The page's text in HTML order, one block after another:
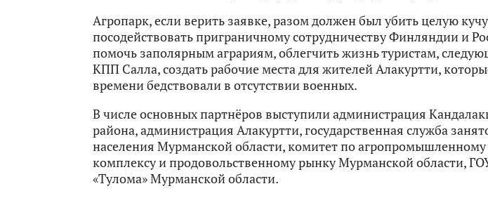
Агропарк, если верить заявке, разом должен был убить целую
посодействовать приграничному сотрудничеству Финляндии и
помочь заполярным аграриям, облегчить жизнь туристам,
КПП Салла, создать рабочие места для жителей Алакуртти,
времени бедствовали в отсутствии военных.
В числе основных партнёров выступили администрация
района, администрация Алакуртти, государственная служба
населения Мурманской области, комитет по агропромышленному
комплексу и продовольственному рынку Мурманской области,
«Тулома» Мурманской области.